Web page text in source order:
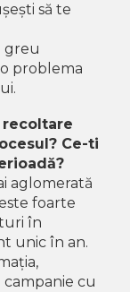
să te
greu
problema
recoltare
Ce-ti
aglomerată
foarte
în
unic în an.
cu